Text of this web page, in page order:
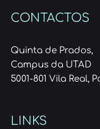
CONTACTOS
Quinta de Prados,
Campus da UTAD
5001-801 Vila Real,
LINKS